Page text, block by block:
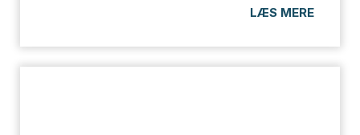
LÆS MERE